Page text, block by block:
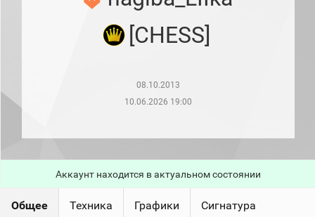
игроков
Статистика
стримеров
[CHESS]
08.10.2013
10.06.2026 19:00
Аккаунт находится в актуальном состоянии
Общее Техника Графики Сигнатура